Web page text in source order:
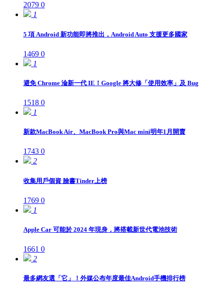
2079 0
1
5 項 Android 新功能即將推出，Android Auto 支援更多國家
1469 0
1
避免 Chrome 淪新一代 IE！Google 將大修「使用效率」及 Bug
1518 0
1
新款MacBook Air、MacBook Pro與Mac mini明年1月開賣
1743 0
2
收集用戶個資 臉書Tinder上榜
1769 0
1
Apple Car 可能於 2024 年現身，將搭載新世代電池技術
1661 0
2
最多網友選「它」！外媒公布年度最佳Android手機排行榜